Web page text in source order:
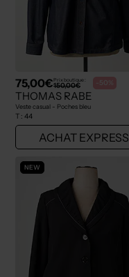
75,00€Prix boutique :
150,00€ -50%
THOMAS RABE
Veste casual - Poches bleu
T : 44
ACHAT EXPRESS
NEW